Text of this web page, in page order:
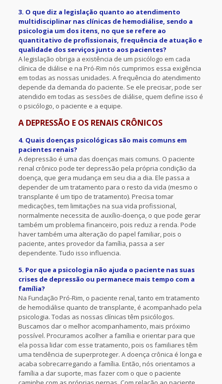
3. O que diz a legislação quanto ao atendimento
multidisciplinar nas clínicas de hemodiálise, sendo a
psicologia um dos itens, no que se refere ao
quantitativo de profissionais, frequência de atuação e
qualidade dos serviços junto aos pacientes?
A legislação obriga a existência de um psicólogo em cada
clínica de diálise e na Pró-Rim nós cumprimos essa exigência
em todas as nossas unidades. A frequência do atendimento
depende da demanda do paciente. Se ele precisar, pode ser
atendido em todas as sessões de diálise, quem define isso é
o psicólogo, o paciente e a equipe.
A DEPRESSÃO E OS RENAIS CRÔNICOS
4. Quais doenças psicológicas são mais comuns em
pacientes renais?
A depressão é uma das doenças mais comuns. O paciente
renal crônico pode ter depressão pela própria condição da
doença, que gera mudança em seu dia a dia. Ele passa a
depender de um tratamento para o resto da vida (mesmo o
transplante é um tipo de tratamento). Precisa tomar
medicações, tem limitações na sua vida profissional,
normalmente necessita de auxílio-doença, o que pode gerar
também um problema financeiro, pois reduz a renda. Pode
haver também uma alteração do papel familiar, pois o
paciente, antes provedor da família, passa a ser
dependente. Tudo isso influencia.
5. Por que a psicologia não ajuda o paciente nas suas
crises de depressão ou permanece mais tempo com a
família?
Na Fundação Pró-Rim, o paciente renal, tanto em tratamento
de hemodiálise quanto de transplante, é acompanhado pela
psicologia. Todas as nossas clínicas têm psicólogos.
Buscamos dar o melhor acompanhamento, mais próximo
possível. Procuramos acolher a família e orientar para que
ela possa lidar com esse tratamento, pois os familiares têm
uma tendência de superproteger. A doença crônica é longa e
acaba sobrecarregando a família. Então, nós orientamos a
família a dar suporte, mas fazer com o que o paciente